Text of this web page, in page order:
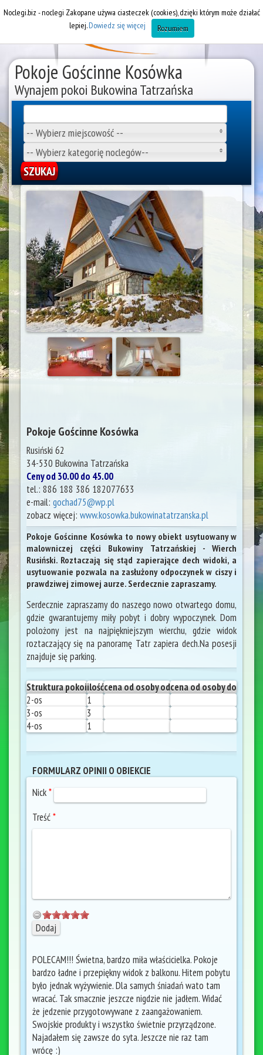
Pokoje Gościnne Kosówka
Wynajem pokoi Bukowina Tatrzańska
-- Wybierz miejscowość --
-- Wybierz kategorię noclegów--
Pokoje Gościnne Kosówka
Rusiński 62
34-530 Bukowina Tatrzańska
Ceny od 30.00 do 45.00
tel.: 886 188 386 182077633
e-mail: gochad75@wp.pl
zobacz więcej: www.kosowka.bukowinatatrzanska.pl
Pokoje Gościnne Kosówka to nowy obiekt usytuowany w
malowniczej części Bukowiny Tatrzańskiej - Wierch
Rusiński. Roztaczają się stąd zapierające dech widoki, a
usytuowanie pozwala na zasłużony odpoczynek w ciszy i
prawdziwej zimowej aurze. Serdecznie zapraszamy.
Serdecznie zapraszamy do naszego nowo otwartego domu,
gdzie gwarantujemy miły pobyt i dobry wypoczynek. Dom
polożony jest na najpiękniejszym wierchu, gdzie widok
roztaczający się na panoramę Tatr zapiera dech.Na posesji
znajduje się parking.
Struktura pokoiilośćcena od osoby odcena od osoby do
2-os
1
3-os
3
4-os
1
FORMULARZ OPINII O OBIEKCIE
Nick*
Treść*
POLECAM!!! Świetna, bardzo miła właścicielka. Pokoje
bardzo ładne i przepiękny widok z balkonu. Hitem pobytu
było jednak wyżywienie. Dla samych śniadań wato tam
wracać. Tak smacznie jeszcze nigdzie nie jadłem. Widać
że jedzenie przygotowywane z zaangażowaniem.
Swojskie produkty i wszystko świetnie przyrządzone.
Najadałem się zawsze do syta. Jeszcze nie raz tam
wrócę :)
Noclegi.biz - noclegi Zakopane używa ciasteczek (cookies), dzięki którym może działać
lepiej.Dowiedz się więcej Rozumiem